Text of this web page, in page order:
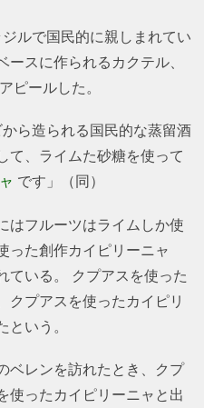
ルで国民的に親しまれてい
スに作られるカクテル、
ピールした。
ら造られる国民的な蒸留酒
て、ライムた砂糖を使って
です」（同）
はフルーツはライムしか使
った創作カイピリーニャ
ている。 クプアスを使った
クプアスを使ったカイピリ
いう。
ベレンを訪れたとき、クプ
使ったカイピリーニャと出